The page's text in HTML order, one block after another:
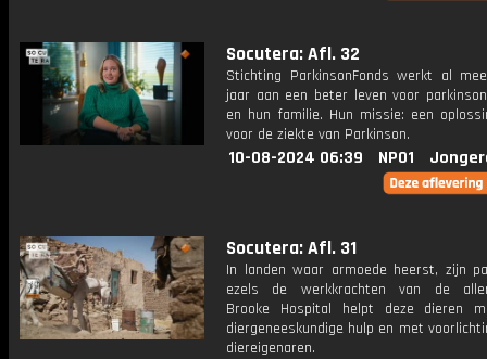
Socutera: Afl. 32
Stichting ParkinsonFonds werkt al
jaar aan een beter leven voor
en hun familie. Hun missie: een
voor de ziekte van Parkinson.
10-08-2024 06:39 NPO1
Socutera: Afl. 31
In landen waar armoede heerst, zijn
ezels de werkkrachten van de
Brooke Hospital helpt deze dieren
diergeneeskundige hulp en met
diereigenaren.